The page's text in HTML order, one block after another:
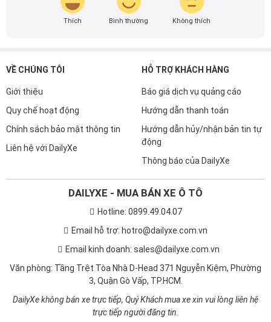
Thích Bình thường Không thích
VỀ CHÚNG TÔI
Giới thiệu
Quy chế hoạt động
Chính sách bảo mật thông tin
Liên hệ với DailyXe
HỖ TRỢ KHÁCH HÀNG
Báo giá dịch vụ quảng cáo
Hướng dẫn thanh toán
Hướng dẫn hủy/nhận bản tin tự
động
Thông báo của DailyXe
DAILYXE - MUA BÁN XE Ô TÔ
Hotline: 0899.49.04.07
Email hỗ trợ: hotro@dailyxe.com.vn
Email kinh doanh: sales@dailyxe.com.vn
Văn phòng: Tầng Trệt Tòa Nhà D-Head 371 Nguyễn Kiệm, Phường
3, Quận Gò Vấp, TP.HCM.
DailyXe không bán xe trực tiếp, Quý Khách mua xe xin vui lòng liên hệ
trực tiếp người đăng tin.